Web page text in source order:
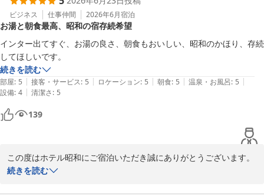
ります。
ご不快な思いをさせてしまい申し訳ありませんでした。
またのお越しを心よりお待ちしております。
ホテル 昭和＜山梨県＞
2026-07-03
ビジネス 仕事仲間 2026年6月宿泊
お湯と朝食最高、昭和の宿存続希望
インター出てすぐ、お湯の良さ、朝食もおいしい、昭和のかほり、存続
してほしいです。
続きを読む
部屋: 5 | 接客・サービス: 5 | ロケーション: 5 | 朝食: 5 | 温泉・お風呂: 5 |
設備: 4 | 清潔さ: 5
139
この度はホテル昭和にご宿泊いただき誠にありがとうございます。
続きを読む